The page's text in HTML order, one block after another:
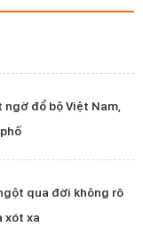
đổ bộ Việt Nam,
qua đời không rõ
xót xa